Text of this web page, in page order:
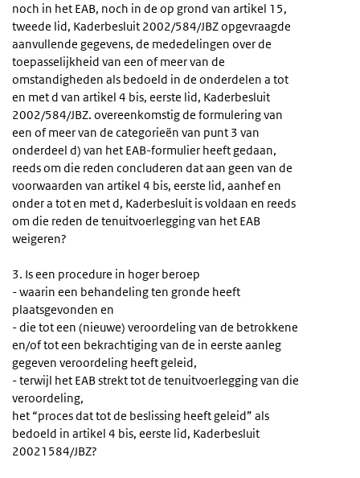
noch in het EAB, noch in de op grond van artikel 15,
tweede lid, Kaderbesluit 2002/584/JBZ opgevraagde
aanvullende gegevens, de mededelingen over de
toepasselijkheid van een of meer van de
omstandigheden als bedoeld in de onderdelen a tot
en met d van artikel 4 bis, eerste lid, Kaderbesluit
2002/584/JBZ. overeenkomstig de formulering van
een of meer van de categorieën van punt 3 van
onderdeel d) van het EAB-formulier heeft gedaan,
reeds om die reden concluderen dat aan geen van de
voorwaarden van artikel 4 bis, eerste lid, aanhef en
onder a tot en met d, Kaderbesluit is voldaan en reeds
om die reden de tenuitvoerlegging van het EAB
weigeren?
3. Is een procedure in hoger beroep
- waarin een behandeling ten gronde heeft
plaatsgevonden en
- die tot een (nieuwe) veroordeling van de betrokkene
en/of tot een bekrachtiging van de in eerste aanleg
gegeven veroordeling heeft geleid,
- terwijl het EAB strekt tot de tenuitvoerlegging van die
veroordeling,
het “proces dat tot de beslissing heeft geleid” als
bedoeld in artikel 4 bis, eerste lid, Kaderbesluit
20021584/JBZ?